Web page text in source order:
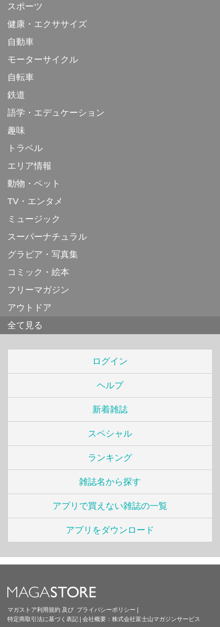
スポーツ
健康・エクササイズ
自動車
モーターサイクル
自転車
鉄道
語学・エデュケーション
趣味
トラベル
エリア情報
動物・ペット
TV・エンタメ
ミュージック
スーパーナチュラル
グラビア・写真集
コミック・絵本
フリーマガジン
アウトドア
全て見る
ログイン
ヘルプ
新着雑誌
スペシャル
ランキング
雑誌名から探す
アプリで買えない雑誌の一覧
アプリをダウンロード
マガストア利用規約 及び プライバシーポリシー
特定商取引法に基づく表記
会社概要： 株式会社富士山マガジンサービス